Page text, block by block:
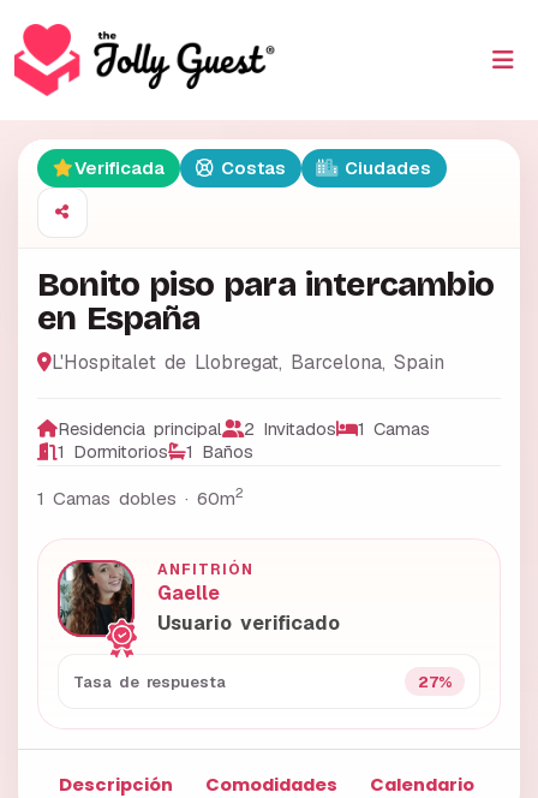
Verificada Costas Ciudades
Bonito piso para intercambio
en España
L'Hospitalet de Llobregat, Barcelona, Spain
Residencia principal 2 Invitados
1 Camas
1 Dormitorios
1 Baños
1 Camas dobles · 60m2
ANFITRIÓN
Gaelle
Usuario verificado
Tasa de respuesta 27%
Descripción Comodidades Calendario